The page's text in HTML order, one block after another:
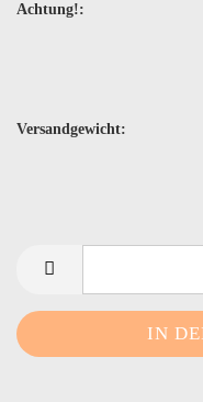
Achtung!:
Versandgewicht: